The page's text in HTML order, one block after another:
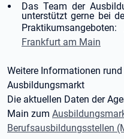
Das Team der
unterstützt gerne bei
Praktikumsangeboten:
Frankfurt am Main
Weitere Informationen
Ausbildungsmarkt
Die aktuellen Daten der
Main zum
Berufsausbildungsstellen